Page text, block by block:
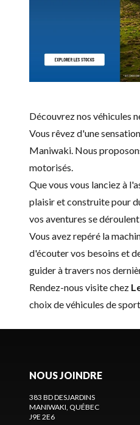
Découvrez nos véhicules
Vous rêvez d'une
Maniwaki. Nous
motorisés.
Que vous vous lanciez à
plaisir et construite pour
vos aventures se
Vous avez repéré la
d'écouter vos besoins et
guider à travers nos
Rendez-nous visite chez
choix de véhicules de
NOUS JOINDRE
383 BD DESJARDINS
MANIWAKI , QUÉBEC
J9E 2E6